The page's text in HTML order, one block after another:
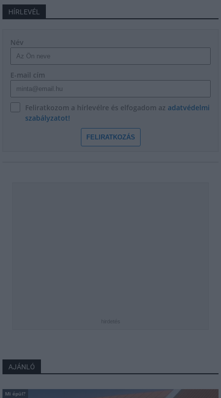
HÍRLEVÉL
Név
E-mail cím
Feliratkozom a hírlevélre és elfogadom az adatvédelmi
szabályzatot!
FELIRATKOZÁS
hirdetés
AJÁNLÓ
Mi épül?